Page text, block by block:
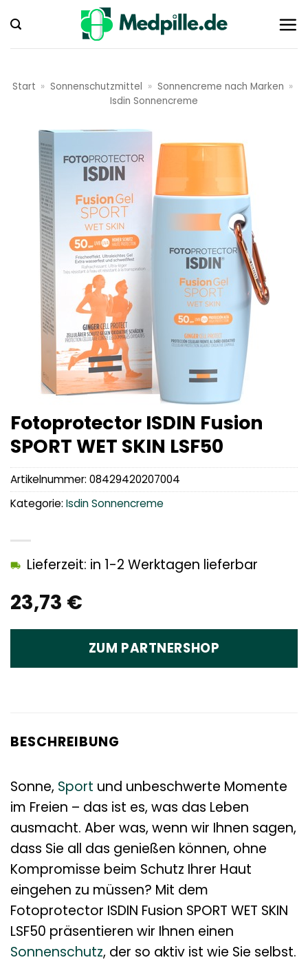
Inhalt
springen
Start » Sonnenschutzmittel » Sonnencreme nach Marken »
Isdin Sonnencreme
Fotoprotector ISDIN Fusion
SPORT WET SKIN LSF50
23,73 €
Lieferzeit: in 1-2 Werktagen lieferbar
ZUM PARTNERSHOP
Artikelnummer: 08429420207004
Kategorie: Isdin Sonnencreme
BESCHREIBUNG
Sonne, Sport und unbeschwerte Momente
im Freien – das ist es, was das Leben
ausmacht. Aber was, wenn wir Ihnen sagen,
dass Sie all das genießen können, ohne
Kompromisse beim Schutz Ihrer Haut
eingehen zu müssen? Mit dem
Fotoprotector ISDIN Fusion SPORT WET SKIN
LSF50 präsentieren wir Ihnen einen
Sonnenschutz, der so aktiv ist wie Sie selbst.